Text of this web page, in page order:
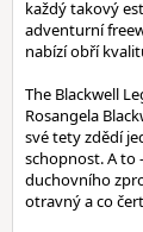
každý takový
adventurní
nabízí obří
The Blackwell
Rosangela
své tety zdědí
schopnost. A
duchovního
otravný a co